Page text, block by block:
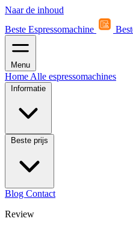
Naar de inhoud
Beste Espressomachine
Menu
Home Alle espressomachines
Informatie
Beste prijs
Blog Contact
Review